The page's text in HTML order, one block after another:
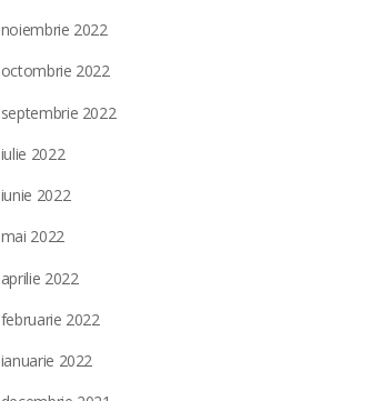
noiembrie 2022
octombrie 2022
septembrie 2022
iulie 2022
iunie 2022
mai 2022
aprilie 2022
februarie 2022
ianuarie 2022